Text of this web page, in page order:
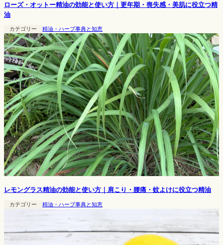
ローズ・オットー精油の効能と使い方｜更年期・喪失感・美肌に役立つ精
油
カテゴリー 精油・ハーブ事典と知恵
レモングラス精油の効能と使い方｜肩こり・腰痛・蚊よけに役立つ精油
カテゴリー 精油・ハーブ事典と知恵